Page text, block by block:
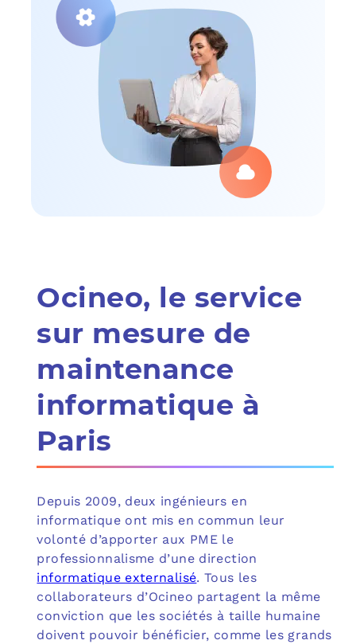
Ocineo, le service
sur mesure de
maintenance
informatique à
Paris
Depuis 2009, deux ingénieurs en
informatique ont mis en commun leur
volonté d’apporter aux PME le
professionnalisme d’une direction
informatique externalisé. Tous les
collaborateurs d’Ocineo partagent la même
conviction que les sociétés à taille humaine
doivent pouvoir bénéficier, comme les grands